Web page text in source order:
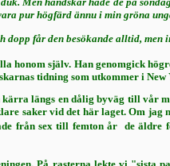
pur högfärd ännu i min gröna
dopp får den be­sökande alltid, men
själv. Han genom­gick
tidning som utkommer i
längs en dålig byväg till vår
saker vid det här laget. Om
från sex till femton år  de